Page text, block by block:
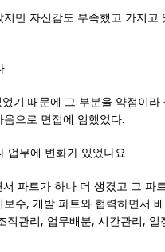
만 자신감도 부족했고 가지
기 때문에 그 부분을 약점이
으로 면접에 임했었다.
업무에 변화가 있었나요
파트가 하나 더 생겼고 그 파
수, 개발 파트와 협력하면서
직관리, 업무배분, 시간관리,